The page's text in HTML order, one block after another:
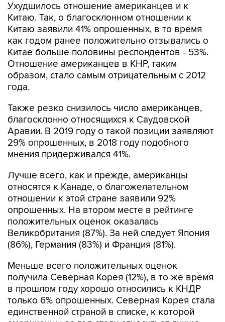
Ухудшилось отношение американцев и к
Китаю. Так, о благосклонном отношении к
Китаю заявили 41% опрошенных, в то время
как годом ранее положительно отзывались о
Китае больше половины респондентов - 53%.
Отношение американцев в КНР, таким
образом, стало самым отрицательным с 2012
года.
Также резко снизилось число американцев,
благосклонно относящихся к Саудовской
Аравии. В 2019 году о такой позиции заявляют
29% опрошенных, в 2018 году подобного
мнения придерживался 41%.
Лучше всего, как и прежде, американцы
относятся к Канаде, о благожелательном
отношении к этой стране заявили 92%
опрошенных. На втором месте в рейтинге
положительных оценок оказалась
Великобритания (87%). За ней следует Япония
(86%), Германия (83%) и Франция (81%).
Меньше всего положительных оценок
получила Северная Корея (12%), в то же время
в прошлом году хорошо относились к КНДР
только 6% опрошенных. Северная Корея стала
единственной страной в списке, к которой